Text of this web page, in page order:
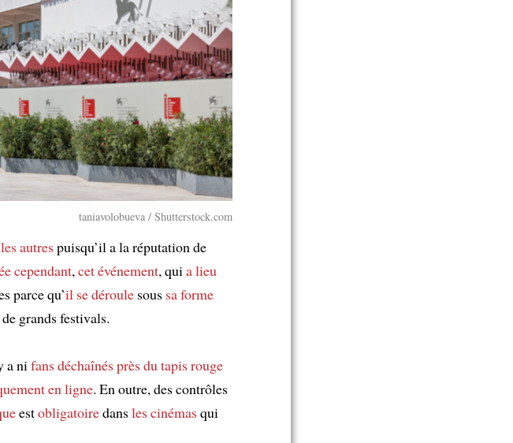
taniavolobueva / Shutterstock.com
autrespuisqu’il a la réputation de
cependant,cet événement, quia lieu
parce qu’il se déroule sous sa forme
de grands festivals.
a nifans déchaînésprès du tapis rouge
en ligne. En outre, des contrôles
estobligatoiredansles cinémasqui